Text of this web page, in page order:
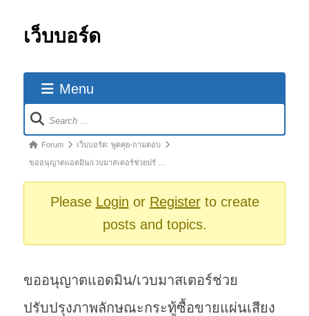
เว็บบอร์ด
Menu
Forum
Navigation
Forum
breadcrumbs
Forum เว็บบอร์ด: พูดคุย-ถามตอบ
ขออนุญาตแอดมิน/เวบมาสเตอร์ช่วยปรั …
Please Login or Registerto create
posts and topics.
ขออนุญาตแอดมิน/เวบมาสเตอร์ช่วย
ปรับปรุงภาพลักษณะกระทู้ซื้อขายแผ่นเสียง